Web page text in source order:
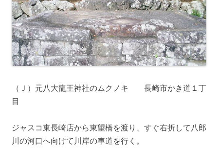
（Ｊ）元八大龍王神社のムクノキ 長崎市かき道１丁
目
ジャスコ東長崎店から東望橋を渡り、すぐ右折して八郎
川の河口へ向けて川岸の車道を行く。